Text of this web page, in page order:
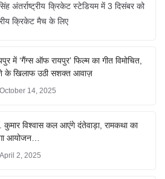
अंतर्राष्ट्रीय क्रिकेट स्टेडियम में 3 दिसंबर को
क्रिकेट मैच के लिए
में ‘गैंग्स ऑफ रायपुर’ फिल्म का गीत विमोचित,
के खिलाफ उठी सशक्त आवाज़
October 14, 2025
कुमार विश्वास कल आएंगे दंतेवाड़ा, रामकथा का
आयोजन…
April 2, 2025